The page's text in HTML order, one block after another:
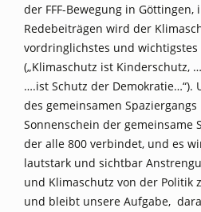
der FFF-Bewegung in
Redebeiträgen wird der
vordringlichstes und
(„Klimaschutz ist Kinderschutz,
….ist Schutz der Demokratie…“).
des gemeinsamen
Sonnenschein der gemeinsame
der alle 800 verbindet, und es
lautstark und sichtbar
und Klimaschutz von der Politik
und bleibt unsere Aufgabe,